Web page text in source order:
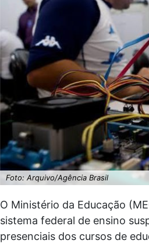
Foto: Arquivo/Agência Brasil
O Ministério da Educação
sistema federal de ensino
presenciais dos cursos de